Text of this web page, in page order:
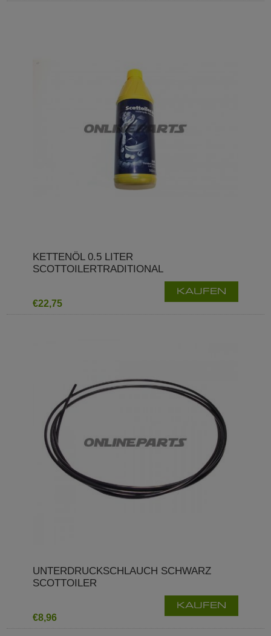
KETTENÖL 0.5 LITER
SCOTTOILERTRADITIONAL
€22,75
KAUFEN
UNTERDRUCKSCHLAUCH SCHWARZ
SCOTTOILER
€8,96
KAUFEN